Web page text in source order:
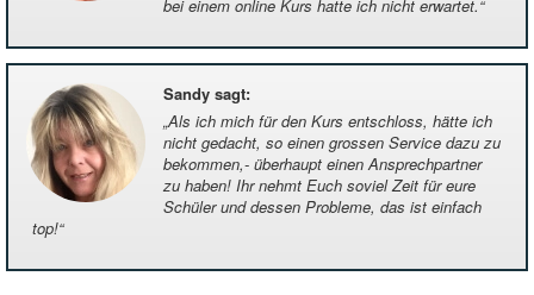
bei einem online Kurs hatte ich nicht erwartet.“
Sandy sagt:
„Als ich mich für den Kurs entschloss, hätte ich
nicht gedacht, so einen grossen Service dazu zu
bekommen,- überhaupt einen Ansprechpartner
zu haben! Ihr nehmt Euch soviel Zeit für eure
Schüler und dessen Probleme, das ist einfach
top!“